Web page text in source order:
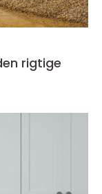
rigtige